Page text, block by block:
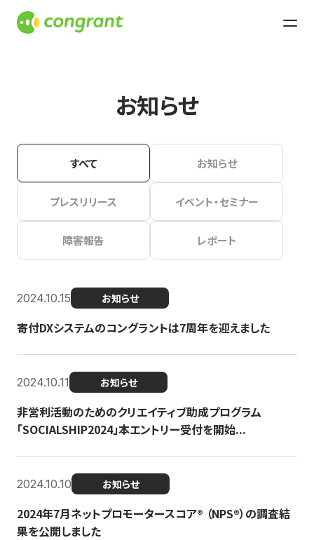
お知らせ
すべて お知らせ
プレスリリース イベント・セミナー
障害報告 レポート
2024.10.15 お知らせ
寄付DXシステムのコングラントは7周年を迎えました
2024.10.11 お知らせ
非営利活動のためのクリエイティブ助成プログラム
「SOCIALSHIP2024」本エントリー受付を開始...
2024.10.10 お知らせ
2024年7月ネットプロモータースコア®︎ （NPS®︎）の調査結
果を公開しました